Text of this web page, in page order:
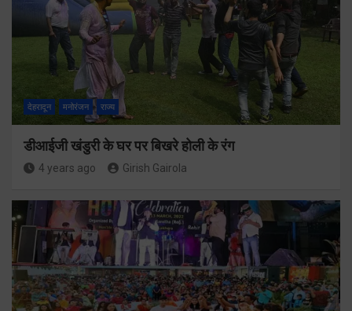
देहरादून मनोरंजन राज्य
डीआईजी खंडुरी के घर पर बिखरे होली के रंग
4 years ago Girish Gairola